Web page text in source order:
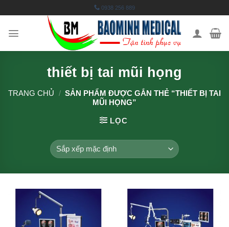
to
content
0938 256 889
thiết bị tai mũi họng
TRANG CHỦ / SẢN PHẨM ĐƯỢC GẮN THẺ “THIẾT BỊ TAI
MŨI HỌNG”
LỌC